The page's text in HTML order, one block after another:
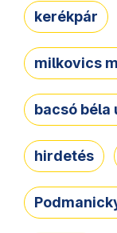
kerékpár
milkovics
bacsó béla
hirdetés